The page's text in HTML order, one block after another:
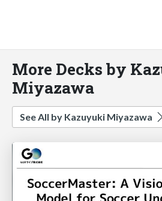
More Decks by
Miyazawa
See All by Kazuyuki Miyazawa